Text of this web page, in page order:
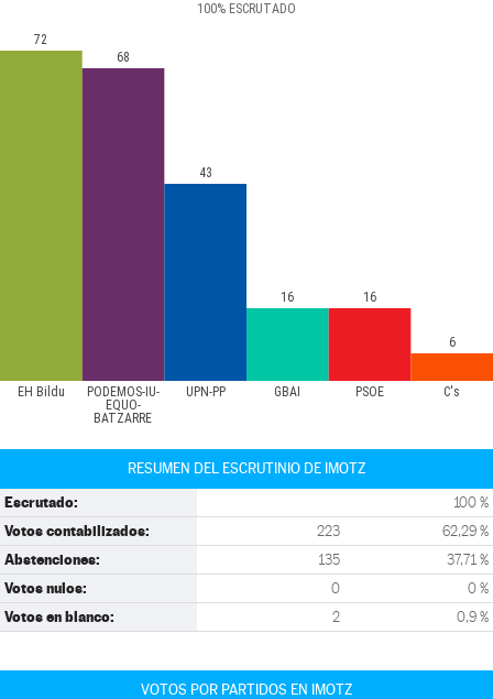
100% ESCRUTADO
EH Bildu
PODEMOS-IU-
EQUO-
BATZARRE
UPN-PP GBAI PSOE C's
72
68
43
16 16
6
RESUMEN DEL ESCRUTINIO DE IMOTZ
Escrutado: 100 %
Votos contabilizados: 223 62,29 %
Abstenciones: 135 37,71 %
Votos nulos: 0 0 %
Votos en blanco: 2 0,9 %
VOTOS POR PARTIDOS EN IMOTZ